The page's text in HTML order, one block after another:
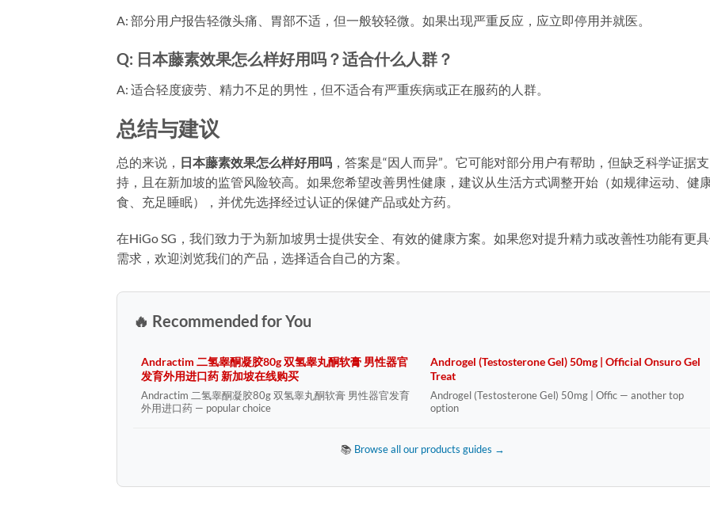
A: 部分用户报告轻微头痛、胃部不适，但一般较轻微。如果出现严重反应，应立即停用并就医。
Q: 日本藤素效果怎么样好用吗？适合什么人群？
A: 适合轻度疲劳、精力不足的男性，但不适合有严重疾病或正在服药的人群。
总结与建议
总的来说， 日本藤素效果怎么样好用吗 ，答案是“因人而异”。它可能对部分用户有帮助，但缺乏科学证据支
持，且在新加坡的监管风险较高。如果您希望改善男性健康，建议从生活方式调整开始（如规律运动、健
食、充足睡眠），并优先选择经过认证的保健产品或处方药。
在HiGo SG，我们致力于为新加坡男士提供安全、有效的健康方案。如果您对提升精力或改善性功能有更
需求，欢迎浏览我们的产品，选择适合自己的方案。
🔥 Recommended for You
Andractim 二氢睾酮凝胶80g 双氢睾丸酮软膏 男性器官
发育外用进口药 新加坡在线购买
Andractim 二氢睾酮凝胶80g 双氢睾丸酮软膏 男性器官发育
外用进口药 — popular choice
Androgel (Testosterone Gel) 50mg | Official Onsuro Gel
Treat
Androgel (Testosterone Gel) 50mg | Offic — another top
option
📚 Browse all our products guides →